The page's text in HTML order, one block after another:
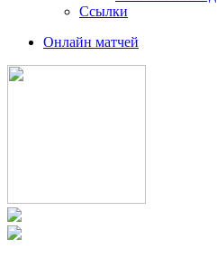
Ссылки
Онлайн матчей